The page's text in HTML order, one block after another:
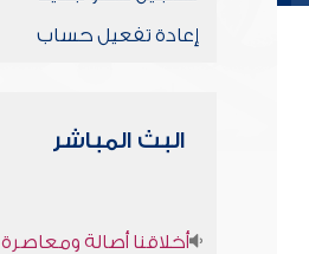
إعادة تفعيل حساب
البث المباشر
أخلاقنا أصالة ومعاصرة